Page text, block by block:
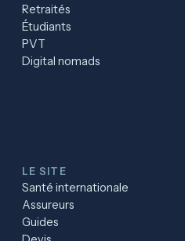
Retraités
Étudiants
PVT
Digital nomads
LE SITE
Santé internationale
Assureurs
Guides